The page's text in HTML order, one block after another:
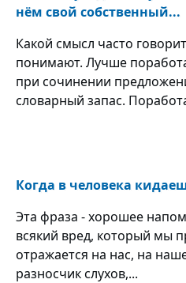
нём свой собственный...
Какой смысл часто
понимают. Лучше
при сочинении
словарный запас.
Когда в человека
Эта фраза - хорошее
всякий вред, который мы
отражается на нас, на
разносчик слухов,...